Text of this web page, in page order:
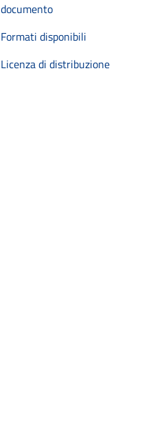
documento
Formati disponibili
Licenza di distribuzione